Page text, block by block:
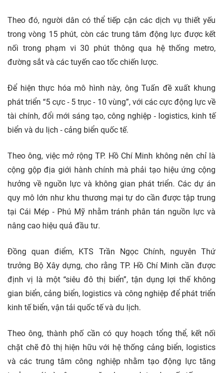
Theo đó, người dân có thể tiếp cận các dịch vụ thiết yếu
trong vòng 15 phút, còn các trung tâm động lực được kết
nối trong phạm vi 30 phút thông qua hệ thống metro,
đường sắt và các tuyến cao tốc chiến lược.
Để hiện thực hóa mô hình này, ông Tuấn đề xuất khung
phát triển “5 cực - 5 trục - 10 vùng”, với các cực động lực về
tài chính, đổi mới sáng tạo, công nghiệp - logistics, kinh tế
biển và du lịch - cảng biển quốc tế.
Theo ông, việc mở rộng TP. Hồ Chí Minh không nên chỉ là
cộng gộp địa giới hành chính mà phải tạo hiệu ứng cộng
hưởng về nguồn lực và không gian phát triển. Các dự án
quy mô lớn như khu thương mại tự do cần được tập trung
tại Cái Mép - Phú Mỹ nhằm tránh phân tán nguồn lực và
nâng cao hiệu quả đầu tư.
Đồng quan điểm, KTS Trần Ngọc Chính, nguyên Thứ
trưởng Bộ Xây dựng, cho rằng TP. Hồ Chí Minh cần được
định vị là một “siêu đô thị biển”, tận dụng lợi thế không
gian biển, cảng biển, logistics và công nghiệp để phát triển
kinh tế biển, vận tải quốc tế và du lịch.
Theo ông, thành phố cần có quy hoạch tổng thể, kết nối
chặt chẽ đô thị hiện hữu với hệ thống cảng biển, logistics
và các trung tâm công nghiệp nhằm tạo động lực tăng